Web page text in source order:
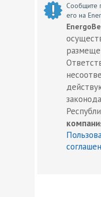
Сообщите
его на